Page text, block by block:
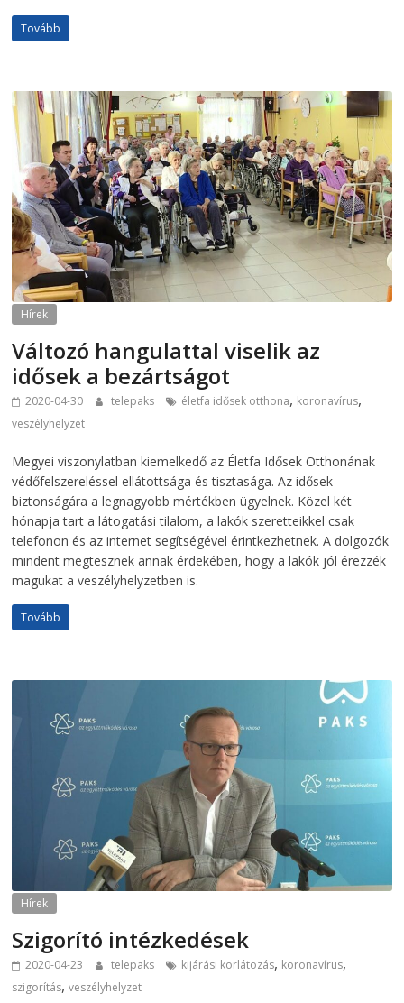
Tovább
Hírek
Változó hangulattal viselik az
idősek a bezártságot
2020-04-30 telepaks életfa idősek otthona, koronavírus,
veszélyhelyzet
Megyei viszonylatban kiemelkedő az Életfa Idősek Otthonának
védőfelszereléssel ellátottsága és tisztasága. Az idősek
biztonságára a legnagyobb mértékben ügyelnek. Közel két
hónapja tart a látogatási tilalom, a lakók szeretteikkel csak
telefonon és az internet segítségével érintkezhetnek. A dolgozók
mindent megtesznek annak érdekében, hogy a lakók jól érezzék
magukat a veszélyhelyzetben is.
Tovább
Hírek
Szigorító intézkedések
2020-04-23 telepaks kijárási korlátozás, koronavírus,
szigorítás,veszélyhelyzet